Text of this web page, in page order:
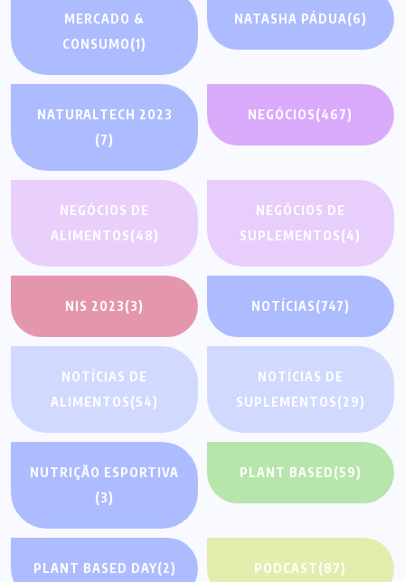
MERCADO &
CONSUMO(1)
NATASHA PÁDUA(6)
NATURALTECH 2023
(7)
NEGÓCIOS(467)
NEGÓCIOS DE
ALIMENTOS(48)
NEGÓCIOS DE
SUPLEMENTOS(4)
NIS 2023(3) NOTÍCIAS(747)
NOTÍCIAS DE
ALIMENTOS(54)
NOTÍCIAS DE
SUPLEMENTOS(29)
NUTRIÇÃO ESPORTIVA
(3)
PLANT BASED(59)
PLANT BASED DAY(2) PODCAST(87)